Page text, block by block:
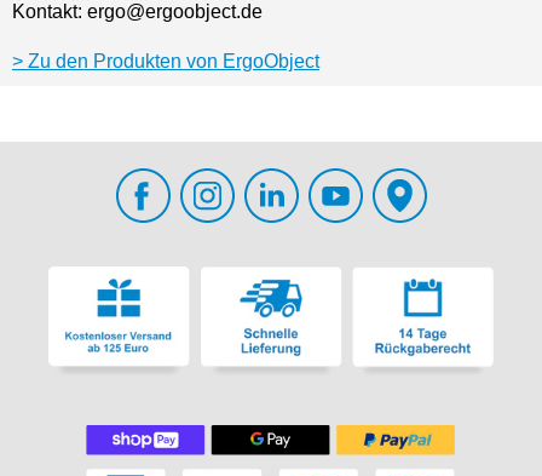
Kontakt: ergo@ergoobject.de
Zu den Produkten von ErgoObject